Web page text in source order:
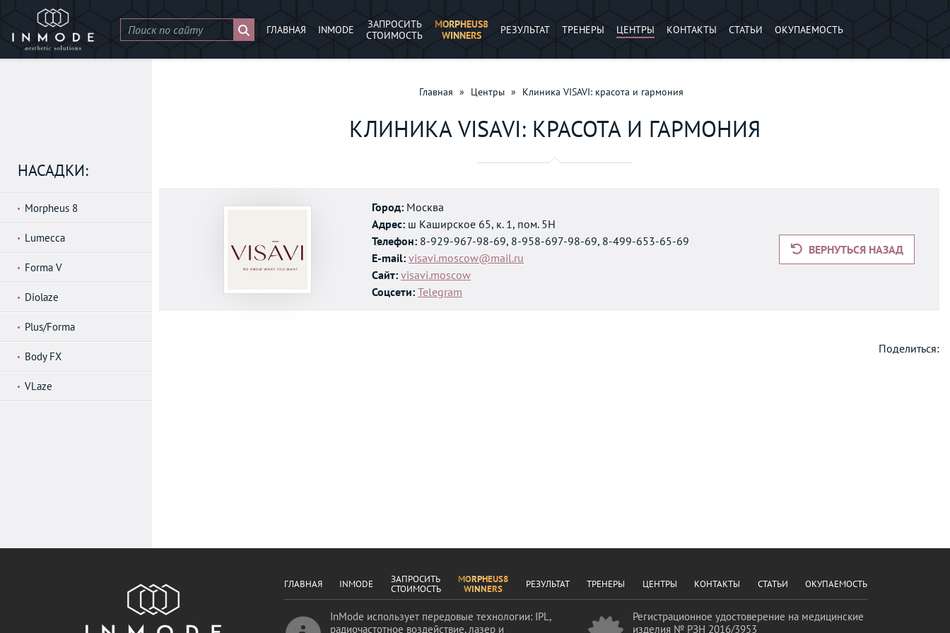
ГЛАВНАЯ INMODE
ЗАПРОСИТЬ
СТОИМОСТЬ
MORPHEUS8
WINNERS
РЕЗУЛЬТАТ ТРЕНЕРЫ ЦЕНТРЫ КОНТАКТЫ СТАТЬИ ОКУПАЕМОСТЬ
НАСАДКИ:
Morpheus 8
Lumecca
Forma V
Diolaze
Plus/Forma
Body FX
VLaze
Главная » Центры » Клиника VISAVI: красота и гармония
КЛИНИКА VISAVI: КРАСОТА И ГАРМОНИЯ
Город: Москва
Адрес: ш Каширское 65, к. 1, пом. 5Н
Телефон: 8-929-967-98-69, 8-958-697-98-69, 8-499-653-65-69
E-mail: visavi.moscow@mail.ru
Сайт: visavi.moscow
Соцсети: Telegram
ВЕРНУТЬСЯ НАЗАД
Поделиться:
ГЛАВНАЯ INMODE
ЗАПРОСИТЬ
СТОИМОСТЬ
MORPHEUS8
WINNERS
РЕЗУЛЬТАТ ТРЕНЕРЫ ЦЕНТРЫ КОНТАКТЫ СТАТЬИ ОКУПАЕМОСТЬ
InMode использует передовые технологии: IPL,
радиочастотное воздействие, лазер и
Регистрационное удостоверение на медицинские
изделия № РЗН 2016/3953